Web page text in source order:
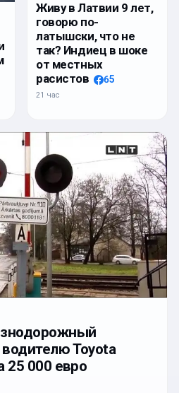
Живу в Латвии 9 лет,
говорю по-
латышски, что не
так? Индиец в шоке
от местных
расистов
65
21 час
водителю Toyota
25 000 евро